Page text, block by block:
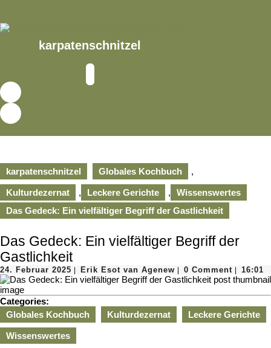
content
karpatenschnitzel
Button
karpatenschnitzel Globales Kochbuch ,
Kulturdezernat , Leckere Gerichte ,
Wissenswertes
Das Gedeck: Ein vielfältiger Begriff der Gastlichkeit
Das Gedeck: Ein vielfältiger Begriff der
Gastlichkeit
24. Februar 2025 24.
Februar
Erik Esot van AgenewErik
Esot
Agenew
0 Comment 16:01
Categories:
Globales Kochbuch
Kulturdezernat Leckere Gerichte
Wissenswertes